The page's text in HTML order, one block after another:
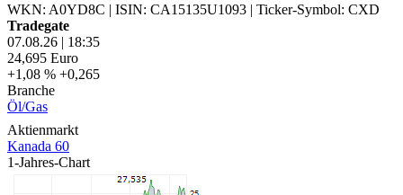
WKN: A0YD8C | ISIN: CA15135U1093 | Ticker-Symbol: CXD
Tradegate
07.08.26 | 18:35
24,695 Euro
+1,08 % +0,265
Branche
Öl/Gas
Aktienmarkt
Kanada 60
1-Jahres-Chart